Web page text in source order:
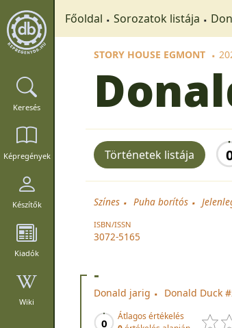
Keresés
Képregények
Készítők
Kiadók
Wiki
Főoldal Sorozatok listája
STORY HOUSE EGMONT
Történetek listája
Színes Puha borítós
ISBN/ISSN
3072-5165
-
Donald jarig Donald Duck
0
Átlagos értékelés